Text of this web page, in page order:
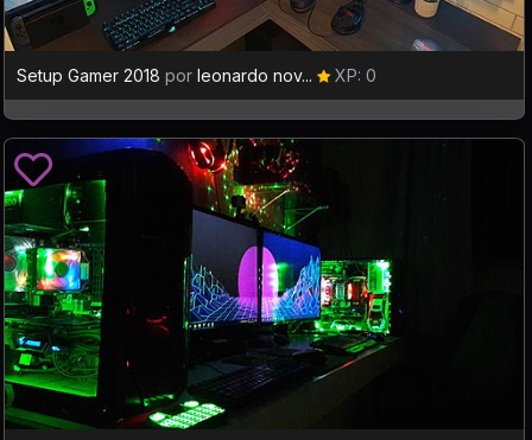
Setup Gamer 2018 por leonardo nov... XP: 0